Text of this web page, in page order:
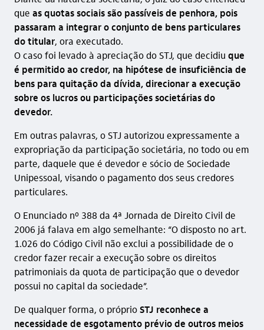
que as quotas sociais são passíveis de penhora, pois
passaram a integrar o conjunto de bens particulares
do titular, ora executado.
O caso foi levado à apreciação do STJ, que decidiu que
é permitido ao credor, na hipótese de insuficiência de
bens para quitação da dívida, direcionar a execução
sobre os lucros ou participações societárias do
devedor.
Em outras palavras, o STJ autorizou expressamente a
expropriação da participação societária, no todo ou em
parte, daquele que é devedor e sócio de Sociedade
Unipessoal, visando o pagamento dos seus credores
particulares.
O Enunciado nº 388 da 4ª Jornada de Direito Civil de
2006 já falava em algo semelhante: “O disposto no art.
1.026 do Código Civil não exclui a possibilidade de o
credor fazer recair a execução sobre os direitos
patrimoniais da quota de participação que o devedor
possui no capital da sociedade”.
De qualquer forma, o próprioSTJ reconhece a
necessidade de esgotamento prévio de outros meios